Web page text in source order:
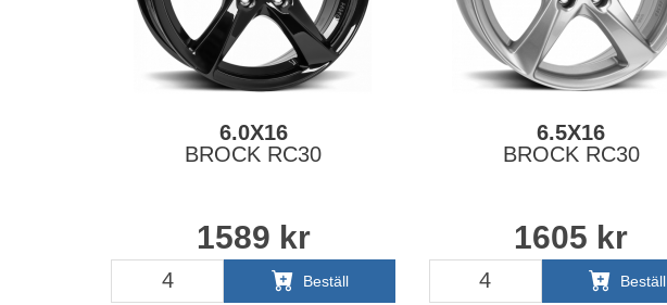
6.0X16
BROCK RC30
1589 kr
Beställ
6.5X16
BROCK RC30
1605 kr
Beställ